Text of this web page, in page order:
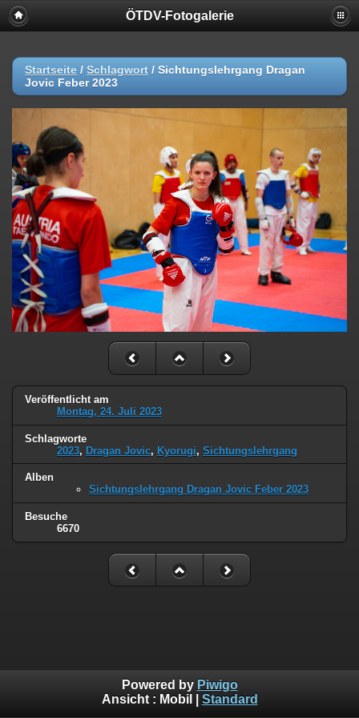
ÖTDV-Fotogalerie
Startseite / Schlagwort / Sichtungslehrgang Dragan
Jovic Feber 2023
Veröffentlicht am
Montag, 24. Juli 2023
Schlagworte
2023, Dragan Jovic, Kyorugi, Sichtungslehrgang
Alben
Sichtungslehrgang Dragan Jovic Feber 2023
Besuche
6670
Powered by Piwigo
Ansicht : Mobil Standard